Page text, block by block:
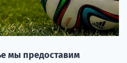
мы предоставим